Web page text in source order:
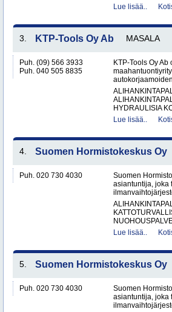
Lue lisää..
3. KTP-Tools Oy Ab MASALA
Puh. (09) 566 3933
Puh. 040 505 8835
KTP-Tools Oy
HYDRAULISIA
Lue lisää..
4. Suomen Hormistokeskus Oy
Puh. 020 730 4030
Suomen
asiantuntija, joka
Lue lisää..
5. Suomen Hormistokeskus Oy
Puh. 020 730 4030
Suomen
asiantuntija, joka